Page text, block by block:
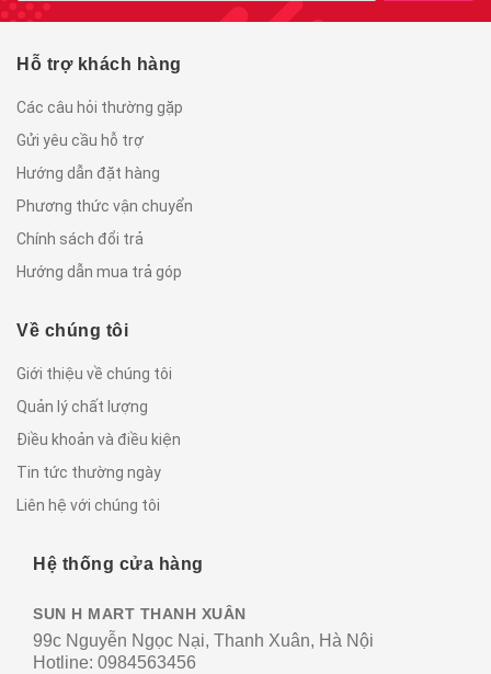
Hỗ trợ khách hàng
Các câu hỏi thường gặp
Gửi yêu cầu hỗ trợ
Hướng dẫn đặt hàng
Phương thức vận chuyển
Chính sách đổi trả
Hướng dẫn mua trả góp
Về chúng tôi
Giới thiệu về chúng tôi
Quản lý chất lượng
Điều khoản và điều kiện
Tin tức thường ngày
Liên hệ với chúng tôi
Hệ thống cửa hàng
SUN H MART THANH XUÂN
99c Nguyễn Ngọc Nại, Thanh Xuân, Hà Nội
Hotline: 0984563456